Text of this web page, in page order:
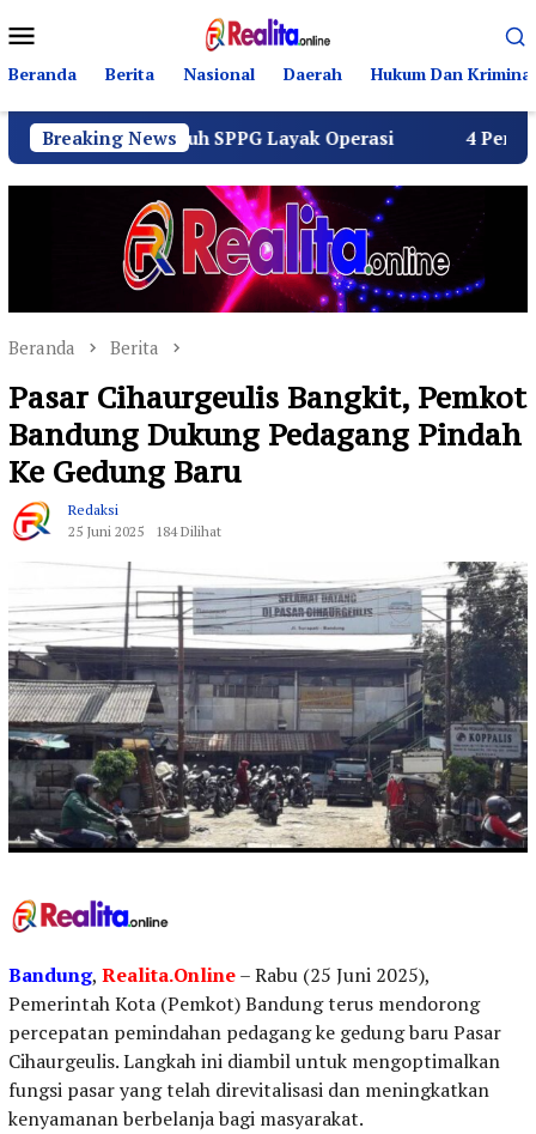
ke
kontenMobile
Beranda Berita Nasional Daerah Hukum Dan Kriminal
Breaking News
Seluruh SPPG Layak Operasi 4 Pemuda Bungur
Beranda Berita
Pasar Cihaurgeulis Bangkit, Pemkot
Bandung Dukung Pedagang Pindah
Ke Gedung Baru
Redaksi
25 Juni 2025
184 Dilihat
Bandung, Realita.Online– Rabu (25 Juni 2025),
Pemerintah Kota (Pemkot) Bandung terus mendorong
percepatan pemindahan pedagang ke gedung baru Pasar
Cihaurgeulis. Langkah ini diambil untuk mengoptimalkan
fungsi pasar yang telah direvitalisasi dan meningkatkan
kenyamanan berbelanja bagi masyarakat.